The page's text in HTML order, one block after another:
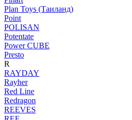
Plan Toys (Таиланд)
Point
POLISAN
Potentate
Power CUBE
Presto
R
RAYDAY
Rayher
Red Line
Redragon
REEVES